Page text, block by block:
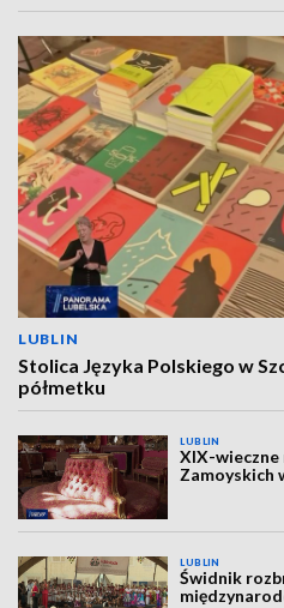
LUBLIN
Stolica Języka Polskiego w
półmetku
LUBLIN
XIX-wieczne
Zamoyskich
LUBLIN
Świdnik